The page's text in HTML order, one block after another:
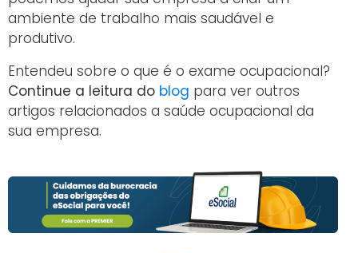
ambiente de trabalho mais saudável e
produtivo.
Entendeu sobre o que é o exame ocupacional?
Continue a leitura do blog para ver outros
artigos relacionados a saúde ocupacional da
sua empresa.